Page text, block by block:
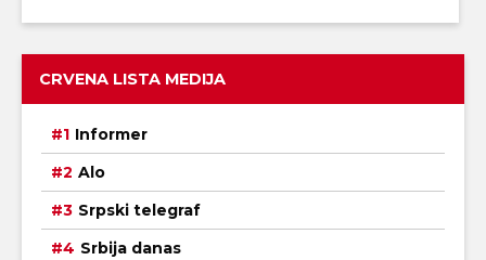
CRVENA LISTA MEDIJA
Informer
Alo
Srpski telegraf
Srbija danas